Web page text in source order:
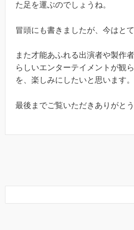
た足を運ぶのでしょうね。
冒頭にも書きましたが、今はと
また才能あふれる出演者や製作
らしいエンターテイメントが観
を、楽しみにしたいと思います。
最後までご覧いただきありがと